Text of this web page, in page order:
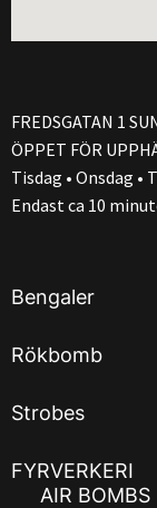
FREDSGATAN 1
ÖPPET FÖR
Tisdag • Onsdag •
Endast ca 10
Bengaler
Rökbomb
Strobes
FYRVERKERI
AIR BOMBS